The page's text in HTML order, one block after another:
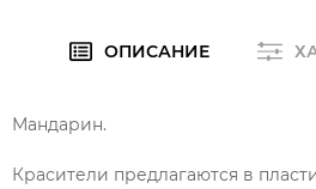
ОПИСАНИЕ
Мандарин.
Красители предлагаются в